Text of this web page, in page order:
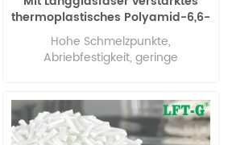
thermoplastisches Polyamid-6,6-
Harz, Nylon-Granulat
Hohe Schmelzpunkte,
Abriebfestigkeit, geringe